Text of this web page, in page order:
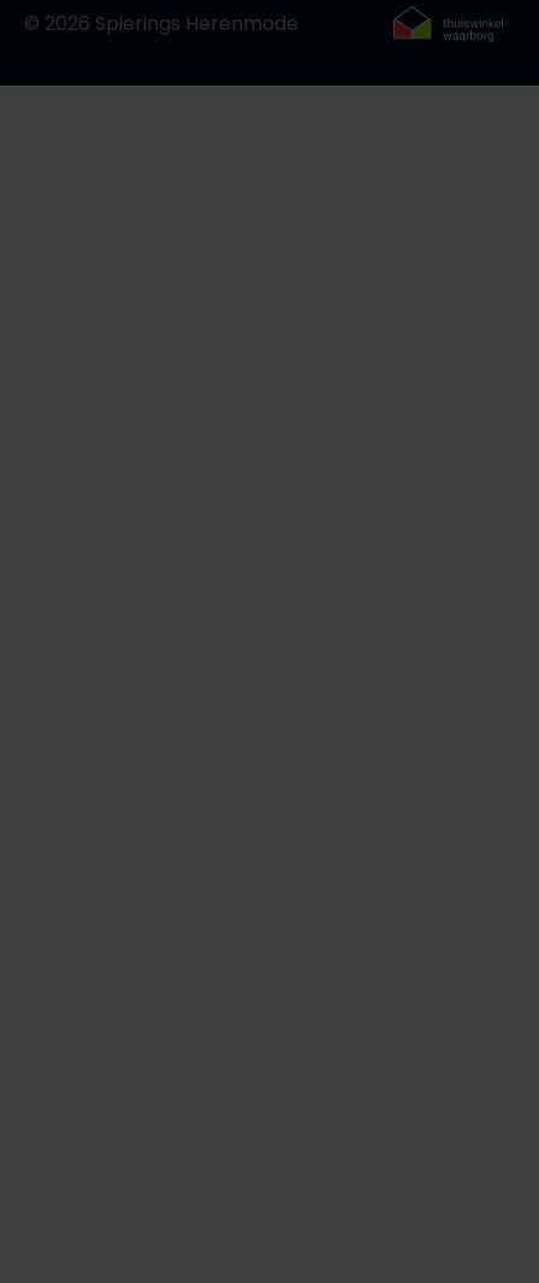
© 2026 Spierings Herenmode